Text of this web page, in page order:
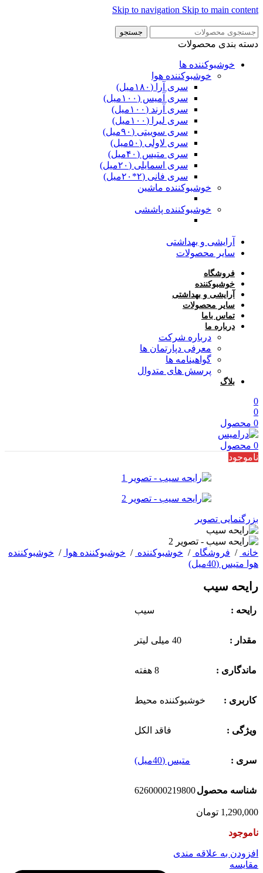
Skip to navigation Skip to main content
جستجو
دسته بندی محصولات
خوشبوکننده ها
خوشبوکننده هوا
سری آرا (۱۸۰میل)
سری آمیس (۱۰۰میل)
سری آرند (۱۰۰میل)
سری لیرا (۱۰۰میل)
سری سوییتی (۹۰میل)
سری لاولی (۵۰میل)
سری متیس (۴۰میل)
سری اسمایلی (۲۰میل)
سری فانی (۲*۲۰میل)
خوشبوکننده ماشین
خوشبوکننده پاششی
آرایشی و بهداشتی
سایر محصولات
فروشگاه
خوشبوکننده
آرایشی و بهداشتی
سایر محصولات
تماس باما
درباره ما
درباره شرکت
معرفی دپارتمان ها
گواهینامه ها
پرسش های متدوال
بلاگ
0
0
0 محصول
0 محصول
ناموجود
بزرگنمایی تصویر
خانه / فروشگاه / خوشبوکننده / خوشبوکننده هوا / خوشبوکننده
هوا متیس (40میل)
رایحه‌ سیب
رایحه : سیب
مقدار : 40 میلی لیتر
ماندگاری : 8 هفته
کاربری : خوشبوکننده محیط
ویژگی : فاقد الکل
سری : متیس (40میل)
شناسه محصول6260000219800
1,290,000 تومان
ناموجود
افزودن به علاقه مندی
مقایسه